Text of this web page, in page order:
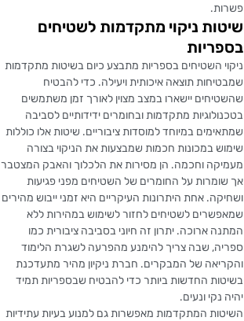
פשרות.
שיטות ניקוי מתקדמות לשטיחים
בספריות
ניקוי השטיחים בספריות מתבצע כיום בשיטות מתקדמות
שמבטיחות תוצאה איכותית ויעילה. כדי להבטיח
שהשטיחים יישארו במצב מצוין לאורך זמן משתמשים
בטכנולוגיות מתקדמות ובחומרים ידידותיים לסביבה
שמתאימים במיוחד למוסדות ציבוריים. שיטות אלו כוללות
שימוש במכונות חכמות שמבצעות את הניקוי בצורה
מעמיקה וחכמה. הן מסירות את הלכלוך והאבק המצטבר
אך שומרות על החומרים של השטיחים מפני פגיעות
ושחיקה. אחת היתרונות העיקריים היא זמני ייבוש מהירים
שמאפשרים לשטיחים לחזור לשימוש במהירות ללא
המתנה ארוכה. יתרון זה חיוני בסביבה ציבורית כמו
ספריה, שבה צריך להימנע מהפרעה לשגרת הלימוד
והקריאה של המבקרים. חברת ניקיון מהיר מתעדכנת
בשיטות החדשות ביותר כדי להבטיח שבספריות תמיד
יהיה נקי ונעים.
השיטות המתקדמות מאפשרות גם למנוע בעיות עתידיות